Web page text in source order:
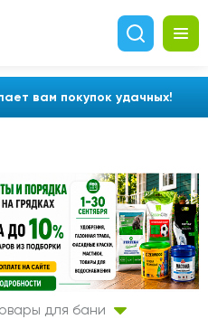
вам покупок удачных!
для бани